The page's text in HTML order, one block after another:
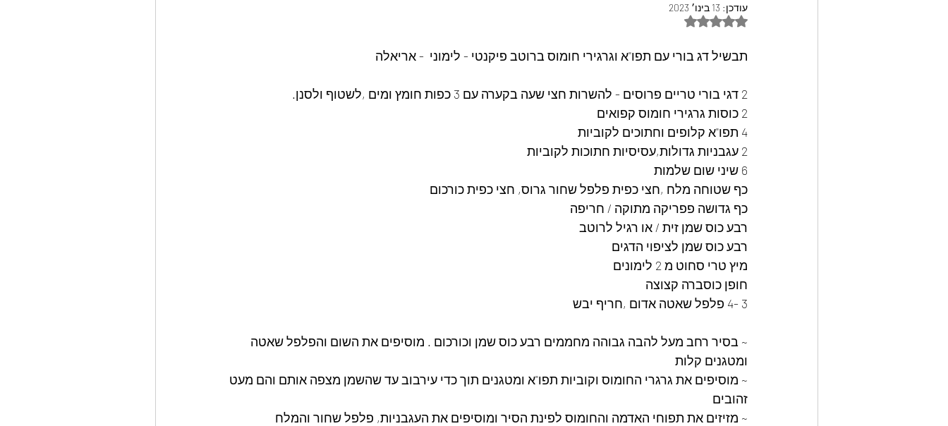
עודכן: 13 בינו׳ 2023
דירוג של NaN מתוך 5 כוכבים
תבשיל דג בורי עם תפו"א וגרגירי חומוס ברוטב פיקנטי - לימוני  - אריאלה
2 דגי בורי טריים פרוסים - להשרות חצי שעה בקערה עם 3 כפות חומץ ומים ,לשטוף ולסנן.
2 כוסות גרגירי חומוס קפואים
4 תפו"א קלופים וחתוכים לקוביות
2 עגבניות גדולות,עסיסיות חתוכות לקוביות
6 שיני שום שלמות
כף שטוחה מלח ,חצי כפית פלפל שחור גרוס, חצי כפית כורכום
כף גדושה פפריקה מתוקה / חריפה
רבע כוס שמן זית / או רגיל לרוטב
רבע כוס שמן לציפוי הדגים
מיץ טרי סחוט מ 2 לימונים
חופן כוסברה קצוצה
3 -4 פלפל שאטה אדום ,חריף יבש
~ בסיר רחב מעל להבה גבוהה מחממים רבע כוס שמן וכורכום . מוסיפים את השום והפלפל שאטה
ומטגנים קלות
~ מוסיפים את גרגרי החומוס וקוביות תפו"א ומטגנים תוך כדי עירבוב עד שהשמן מצפה אותם והם מעט
זהובים
~ מזיזים את תפוחי האדמה והחומוס לפינת הסיר ומוסיפים את העגבניות, פלפל שחור והמלח